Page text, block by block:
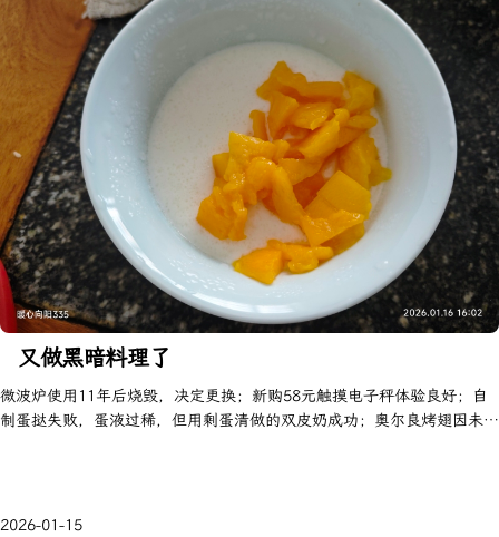
又做黑暗料理了
微波炉使用11年后烧毁，决定更换；新购58元触摸电子秤体验良好；自
制蛋挞失败，蛋液过稀，但用剩蛋清做的双皮奶成功；奥尔良烤翅因未扎
2026-01-15